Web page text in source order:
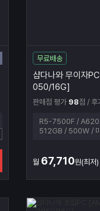
무료배송
샵다나와 무이자
050/16G]
판매점 평가 98점 / 후
R5-7500F /
512GB / 500W /
월 67,710원(최저)